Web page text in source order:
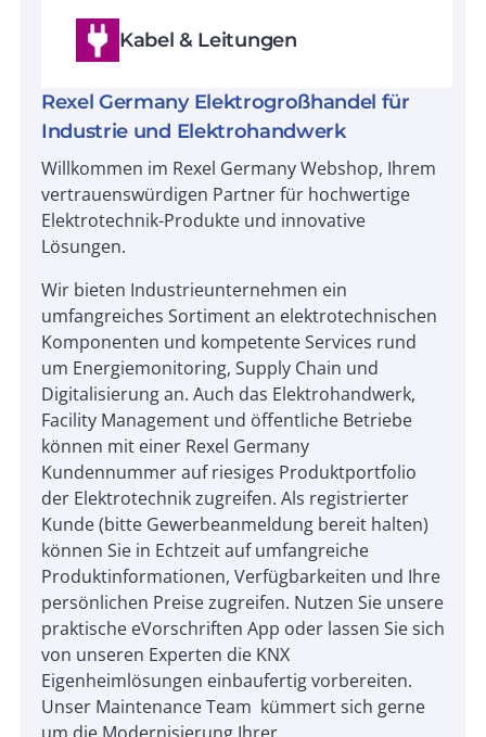
Kabel & Leitungen
Rexel Germany Elektrogroßhandel für
Industrie und Elektrohandwerk
Willkommen im Rexel Germany Webshop, Ihrem
vertrauenswürdigen Partner für hochwertige
Elektrotechnik-Produkte und innovative
Lösungen.
Wir bieten Industrieunternehmen ein
umfangreiches Sortiment an elektrotechnischen
Komponenten und kompetente Services rund
um Energiemonitoring, Supply Chain und
Digitalisierung an. Auch das Elektrohandwerk,
Facility Management und öffentliche Betriebe
können mit einer Rexel Germany
Kundennummer auf riesiges Produktportfolio
der Elektrotechnik zugreifen. Als registrierter
Kunde (bitte Gewerbeanmeldung bereit halten)
können Sie in Echtzeit auf umfangreiche
Produktinformationen, Verfügbarkeiten und Ihre
persönlichen Preise zugreifen. Nutzen Sie unsere
praktische eVorschriften App oder lassen Sie sich
von unseren Experten die KNX
Eigenheimlösungen einbaufertig vorbereiten.
Unser Maintenance Team kümmert sich gerne